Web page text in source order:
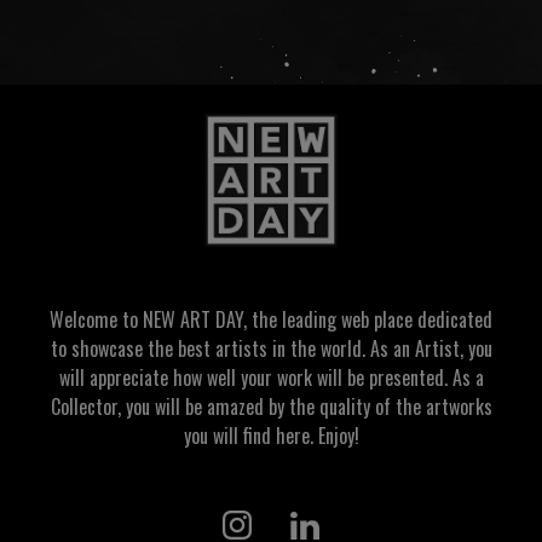
Welcome to NEW ART DAY, the leading web place dedicated
to showcase the best artists in the world. As an Artist, you
will appreciate how well your work will be presented. As a
Collector, you will be amazed by the quality of the artworks
you will find here. Enjoy!